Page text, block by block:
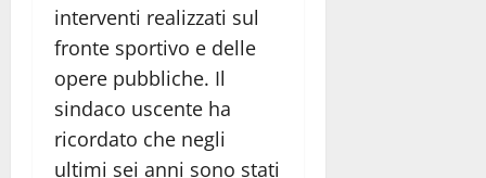
interventi realizzati sul
fronte sportivo e delle
opere pubbliche. Il
sindaco uscente ha
ricordato che negli
ultimi sei anni sono stati